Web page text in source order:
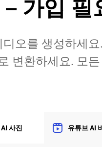
가입 필
오를 생성하세
변환하세요. 모
AI 사진 유튜브 AI